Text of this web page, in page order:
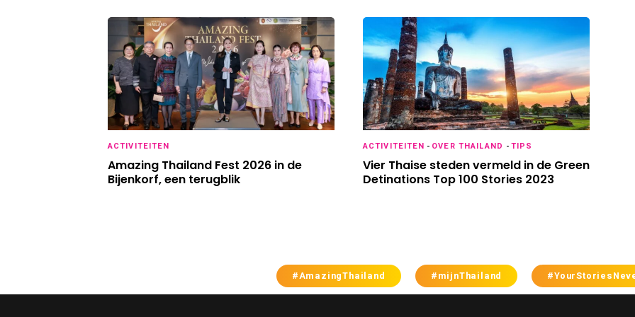
ACTIVITEITEN
Amazing Thailand Fest 2026 in de
Bijenkorf, een terugblik
ACTIVITEITEN - OVER THAILAND -TIPS
Vier Thaise steden vermeld in de Green
Detinations Top 100 Stories 2023
#AmazingThailand #mijnThailand